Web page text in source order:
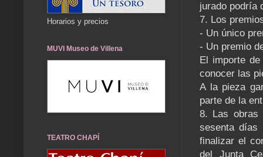
jurado podría
7. Los
- Un único
- Un premio
El importe
conocer las
A la pieza
parte de la
8. Las obras
sesenta días
finalizar el
del Junta
Horarios y precios
MUVI Museo de Villena
TEATRO CHAPÍ